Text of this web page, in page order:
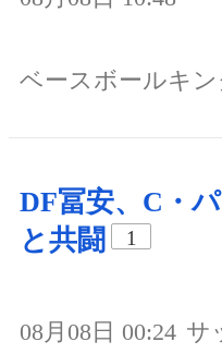
ベースボールキン
DF冨安、C・
と共闘
1
08月08日 00:24 サ